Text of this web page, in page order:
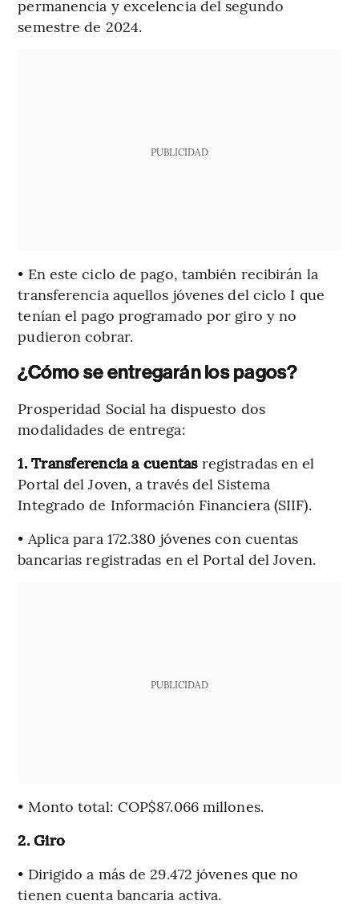
permanencia y excelencia del segundo
semestre de 2024.
PUBLICIDAD
• En este ciclo de pago, también recibirán la
transferencia aquellos jóvenes del ciclo I que
tenían el pago programado por giro y no
pudieron cobrar.
¿Cómo se entregarán los pagos?
Prosperidad Social ha dispuesto dos
modalidades de entrega:
1. Transferencia a cuentasregistradas en el
Portal del Joven, a través del Sistema
Integrado de Información Financiera (SIIF).
• Aplica para 172.380 jóvenes con cuentas
bancarias registradas en el Portal del Joven.
PUBLICIDAD
• Monto total: COP$87.066 millones.
2. Giro
• Dirigido a más de 29.472 jóvenes que no
tienen cuenta bancaria activa.